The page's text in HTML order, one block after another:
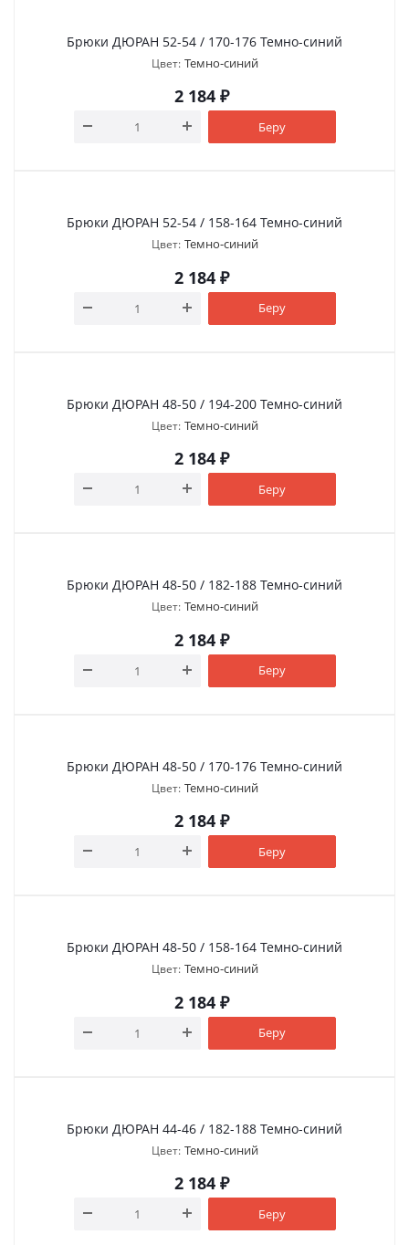
Брюки ДЮРАН 52-54 / 170-176 Темно-синий
Цвет: Темно-синий
2 184₽
Беру
Брюки ДЮРАН 52-54 / 158-164 Темно-синий
Цвет: Темно-синий
2 184₽
Беру
Брюки ДЮРАН 48-50 / 194-200 Темно-синий
Цвет: Темно-синий
2 184₽
Беру
Брюки ДЮРАН 48-50 / 182-188 Темно-синий
Цвет: Темно-синий
2 184₽
Беру
Брюки ДЮРАН 48-50 / 170-176 Темно-синий
Цвет: Темно-синий
2 184₽
Беру
Брюки ДЮРАН 48-50 / 158-164 Темно-синий
Цвет: Темно-синий
2 184₽
Беру
Брюки ДЮРАН 44-46 / 182-188 Темно-синий
Цвет: Темно-синий
2 184₽
Беру